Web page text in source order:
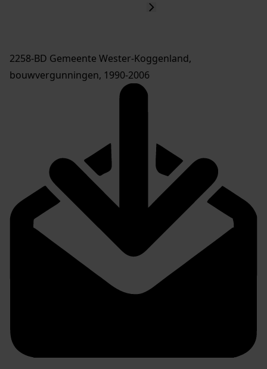
2258-BD Gemeente Wester-Koggenland,
bouwvergunningen, 1990-2006